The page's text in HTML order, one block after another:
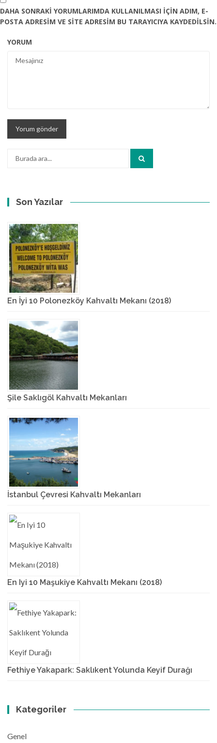
DAHA SONRAKI YORUMLARIMDA KULLANILMASI IÇIN ADIM, E-
POSTA ADRESIM VE SITE ADRESIM BU TARAYICIYA KAYDEDILSIN.
YORUM
Arama:
Son Yazılar
En İyi 10 Polonezköy Kahvaltı Mekanı (2018)
Şile Saklıgöl Kahvaltı Mekanları
İstanbul Çevresi Kahvaltı Mekanları
En Iyi 10 Maşukiye Kahvaltı Mekanı (2018)
Fethiye Yakapark: Saklıkent Yolunda Keyif Durağı
Kategoriler
Genel